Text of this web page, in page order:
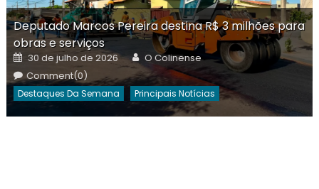
Deputado Marcos Pereira destina R$ 3 milhões para
obras e serviços
Posted
on
30 de julho de 2026 Author
O Colinense
Comment(0)
Destaques Da Semana Principais Notícias